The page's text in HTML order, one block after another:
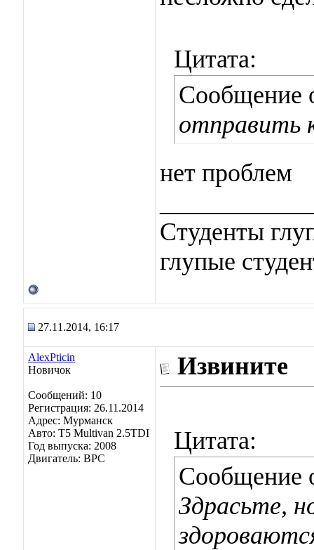
Цитата:
Сообщение
отправить
нет проблем
Студенты
глупые
27.11.2014, 16:17
AlexPticin
Новичок
Сообщений: 10
Регистрация: 26.11.2014
Адрес: Мурманск
Авто: Т5 Multivan 2.5TDI
Год выпуска: 2008
Двигатель: BPC
Извините
Цитата:
Сообщение
Здрасьте,